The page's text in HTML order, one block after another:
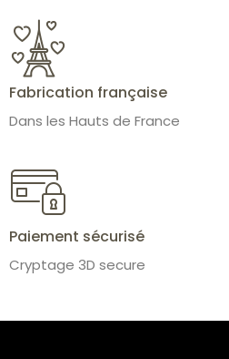
Fabrication française
Dans les Hauts de France
Paiement sécurisé
Cryptage 3D secure